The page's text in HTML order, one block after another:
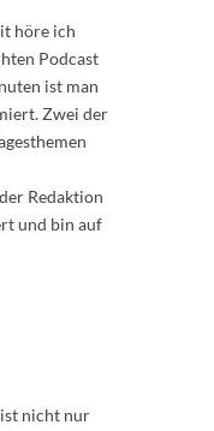
höre ich
Podcast
ist man
Zwei der
Redaktion
und bin auf
ist nicht nur